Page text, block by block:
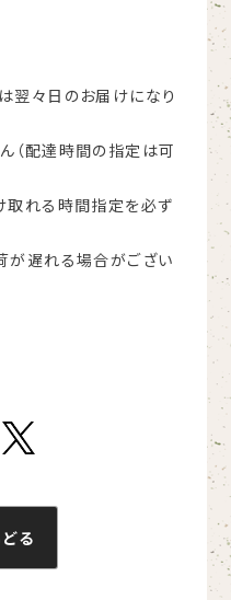
翌々日のお届けになり
（配達時間の指定は可
取れる時間指定を必ず
が遅れる場合がござい
る